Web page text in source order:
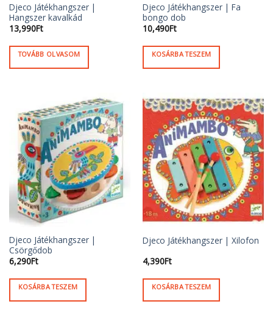
Djeco Játékhangszer |
Hangszer kavalkád
13,990Ft
TOVÁBB OLVASOM
Djeco Játékhangszer | Fa
bongo dob
10,490Ft
KOSÁRBA TESZEM
Djeco Játékhangszer |
Csörgődob
6,290Ft
KOSÁRBA TESZEM
Djeco Játékhangszer | Xilofon
4,390Ft
KOSÁRBA TESZEM